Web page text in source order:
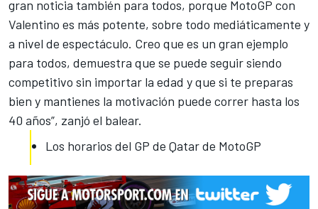
gran noticia también para todos, porque MotoGP con
Valentino es más potente, sobre todo mediáticamente y
a nivel de espectáculo. Creo que es un gran ejemplo
para todos, demuestra que se puede seguir siendo
competitivo sin importar la edad y que si te preparas
bien y mantienes la motivación puede correr hasta los
40 años”, zanjó el balear.
Los horarios del GP de Qatar de MotoGP